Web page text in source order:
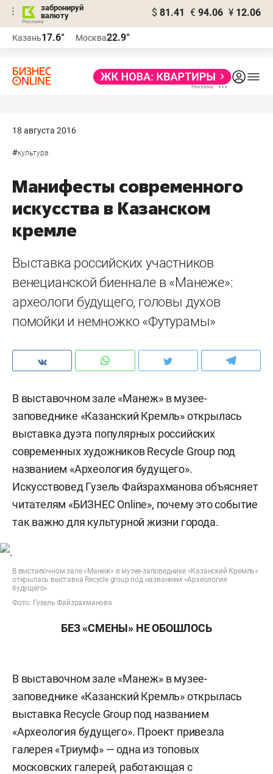
забронируй
валюту
$ 81.41 € 94.06 ¥ 12.06
Казань17.6° Москва22.9°
18 августа 2016
#культура
Манифесты современного
искусства в Казанском
кремле
Выставка российских участников
венецианской биеннале в «Манеже»:
археологи будущего, головы духов
помойки и немножко «Футурамы»
В выставочном зале «Манеж» в музее-
заповеднике «Казанский Кремль» открылась
выставка дуэта популярных российских
современных художников Recycle Group под
названием «Археология будущего».
Искусствовед Гузель Файзрахманова объясняет
читателям «БИЗНЕС Online», почему это событие
так важно для культурной жизни города.
В выставочном зале «Манеж» в музее-заповеднике «Казанский Кремль»
открылась выставка Recycle group под названием «Археология
будущего»
Фото: Гузель Файзрахманова
БЕЗ «СМЕНЫ» НЕ ОБОШЛОСЬ
В выставочном зале «Манеж» в музее-
заповеднике «Казанский Кремль» открылась
выставка Recycle Group под названием
«Археология будущего». Проект привезла
галерея «Триумф» — одна из топовых
московских галерей, работающая с